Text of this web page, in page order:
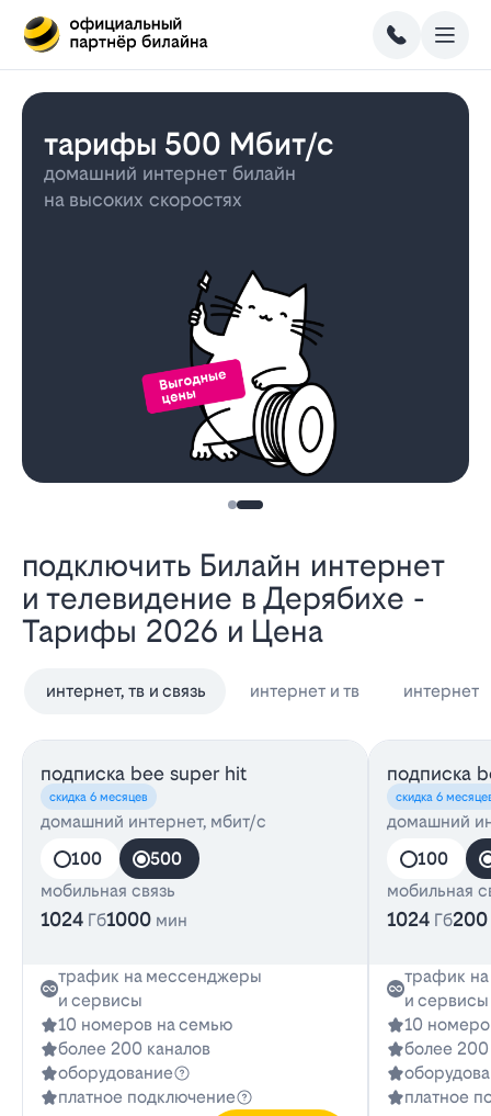
тарифы 500 Мбит/с
домашний интернет билайн
на высоких скоростях
Подключить Билайн интернет
и телевидение в Дерябихе -
Тарифы 2026 и Цена
интернет, тв и связь интернет и тв интернет
подписка bee super hit
скидка 6 месяцев
домашний интернет, мбит/с
100
500
мобильная связь
1024 Гб1000 мин
трафик на мессенджеры
и сервисы
10 номеров на семью
более 200 каналов
оборудование
платное подключение
подписка
скидка 6
домашний
100
мобильная
1024 Гб200
трафик
и сервисы
10
более 200
платное